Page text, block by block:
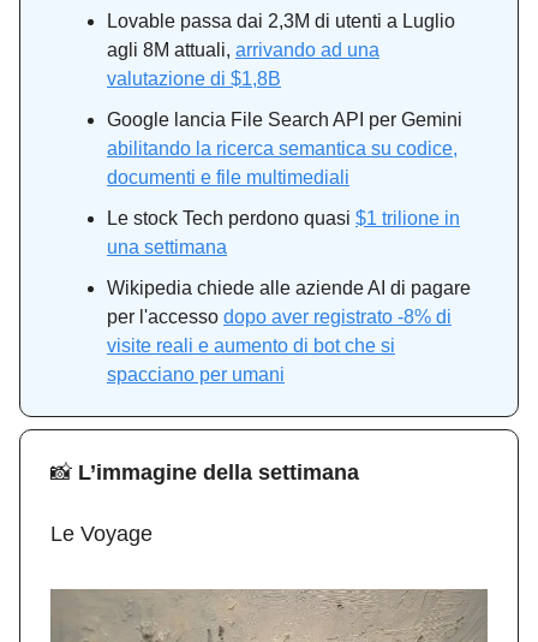
Lovable passa dai 2,3M di utenti a Luglio
agli 8M attuali, arrivando ad una
valutazione di $1,8B
Google lancia File Search API per Gemini
abilitando la ricerca semantica su codice,
documenti e file multimediali
Le stock Tech perdono quasi $1 trilione in
una settimana
Wikipedia chiede alle aziende AI di pagare
per l'accesso dopo aver registrato -8% di
visite reali e aumento di bot che si
spacciano per umani
📸 L’immagine della settimana
Le Voyage